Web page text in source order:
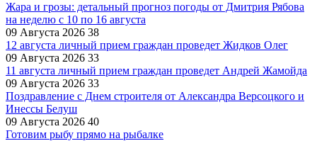
Жара и грозы: детальный прогноз погоды от Дмитрия Рябова
на неделю с 10 по 16 августа
09 Августа 2026 38
12 августа личный прием граждан проведет Жидков Олег
09 Августа 2026 33
11 августа личный прием граждан проведет Андрей Жамойда
09 Августа 2026 33
Поздравление с Днем строителя от Александра Версоцкого и
Инессы Белуш
09 Августа 2026 40
Готовим рыбу прямо на рыбалке